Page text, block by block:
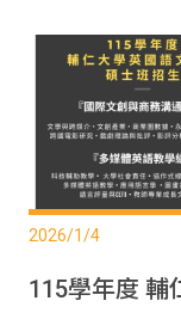
2026/1/4
115學年度 輔